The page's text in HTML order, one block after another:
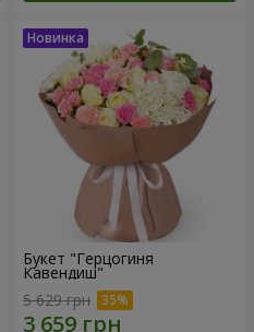
Букет "Герцогиня
Кавендиш"
5 629 грн